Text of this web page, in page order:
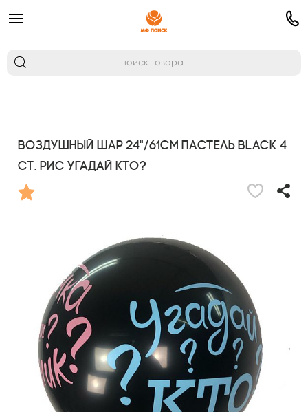
Воздушный шар 24"/61см Пастель BLACK 4
ст. рис Угадай кто?